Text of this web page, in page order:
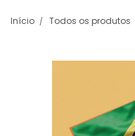
Início Todos os produtos